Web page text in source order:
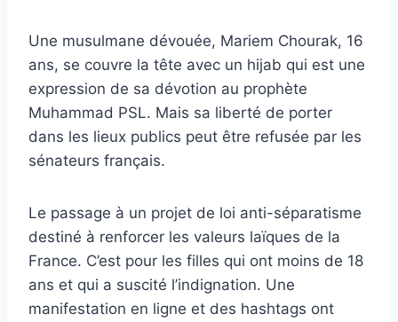
Une musulmane dévouée, Mariem Chourak, 16
ans, se couvre la tête avec un hijab qui est une
expression de sa dévotion au prophète
Muhammad PSL. Mais sa liberté de porter
dans les lieux publics peut être refusée par les
sénateurs français.
Le passage à un projet de loi anti-séparatisme
destiné à renforcer les valeurs laïques de la
France. C’est pour les filles qui ont moins de 18
ans et qui a suscité l’indignation. Une
manifestation en ligne et des hashtags ont